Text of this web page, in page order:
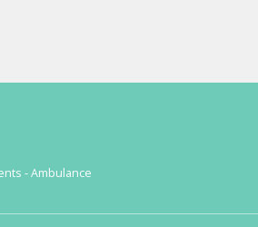
- Ambulance